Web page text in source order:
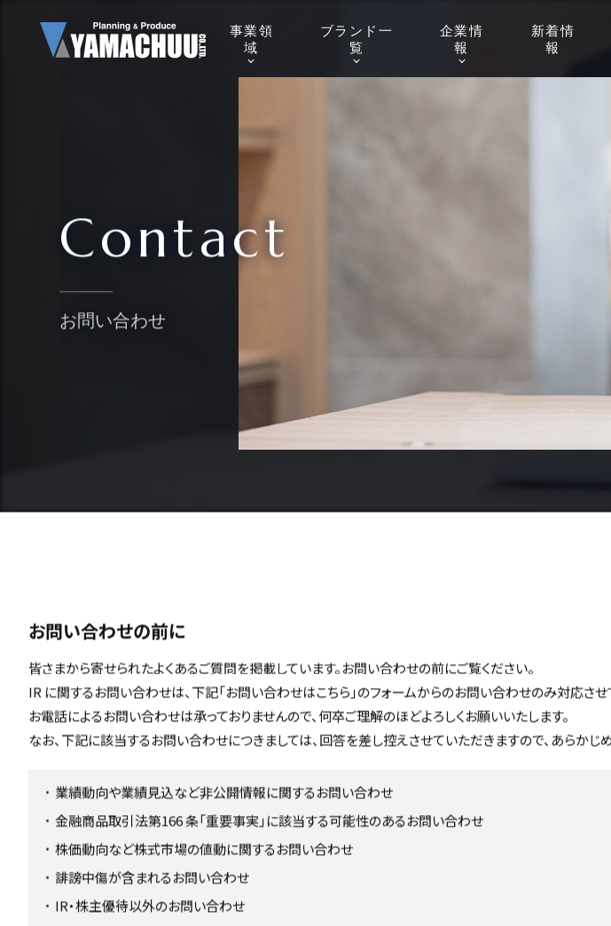
事業領
域
ブランド 一
覧
企業情
報
新着情
報
Contact
お問い合わせ
お問い合わせの前に
皆さまから寄せられたよくあるご質問を掲載しています。お問い合わせの前にご覧ください。
IR に関するお問い合わせは、下記「お問い合わせはこちら」のフォームからのお問い合わせのみ対応させ
お電話によるお問い合わせは承っておりませんので、何卒ご理解のほどよろしくお願いいたします。
なお、下記に該当するお問い合わせにつきましては、回答を差し控えさせていただきますので、あらかじ
業績動向や業績見込など非公開情報に関するお問い合わせ
金融商品取引法第166 条「重要事実」に該当する可能性のあるお問い合わせ
株価動向など株式市場の値動に関するお問い合わせ
誹謗中傷が含まれるお問い合わせ
IR・株主優待以外のお問い合わせ